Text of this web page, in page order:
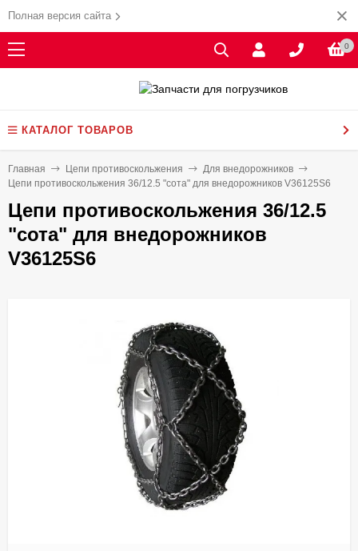
Полная версия сайта
0
КАТАЛОГ ТОВАРОВ
Главная Цепи противоскольжения
Для внедорожников
Цепи противоскольжения 36/12.5 "сота" для внедорожников V36125S6
Цепи противоскольжения 36/12.5
"сота" для внедорожников
V36125S6